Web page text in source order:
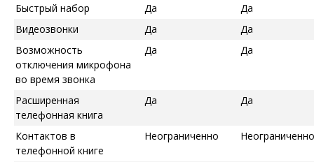
Быстрый набор
Да
Да
Видеозвонки
Да
Да
Возможность
отключения микрофона
во время звонка
Да Да
Расширенная
телефонная книга
Да Да
Контактов в
телефонной книге
Неограниченно Неограниченно